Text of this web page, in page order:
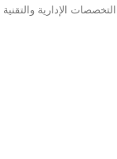
التخصصات الإدارية